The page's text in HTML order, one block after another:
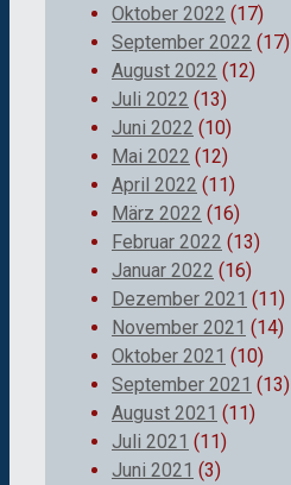
Oktober 2022 (17)
September 2022 (17)
August 2022 (12)
Juli 2022 (13)
Juni 2022 (10)
Mai 2022 (12)
April 2022 (11)
März 2022 (16)
Februar 2022 (13)
Januar 2022 (16)
Dezember 2021 (11)
November 2021 (14)
Oktober 2021 (10)
September 2021 (13)
August 2021 (11)
Juli 2021 (11)
Juni 2021 (3)